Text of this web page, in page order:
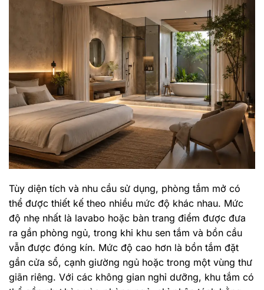
Tùy diện tích và nhu cầu sử dụng, phòng tắm mở có
thể được thiết kế theo nhiều mức độ khác nhau. Mức
độ nhẹ nhất là lavabo hoặc bàn trang điểm được đưa
ra gần phòng ngủ, trong khi khu sen tắm và bồn cầu
vẫn được đóng kín. Mức độ cao hơn là bồn tắm đặt
gần cửa sổ, cạnh giường ngủ hoặc trong một vùng thư
giãn riêng. Với các không gian nghỉ dưỡng, khu tắm có